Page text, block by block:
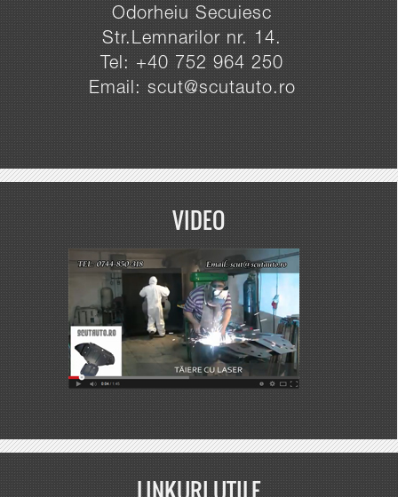
Odorheiu Secuiesc
Str.Lemnarilor nr. 14.
Tel: +40 752 964 250
Email: scut@scutauto.ro
VIDEO
LINKURI UTILE